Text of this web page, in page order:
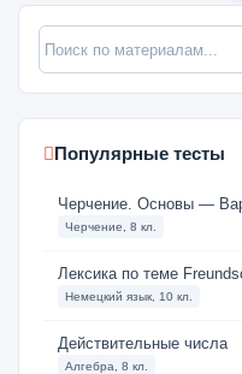
Популярные тесты
Черчение. Основы —
Черчение, 8 кл.
Лексика по теме
Немецкий язык, 10 кл.
Действительные числа
Алгебра, 8 кл.